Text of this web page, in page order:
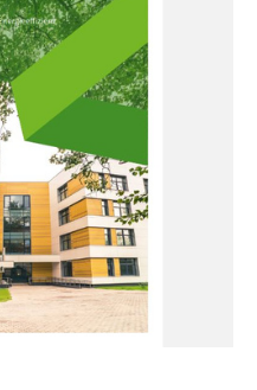
Energiespar-
bei der
Contracting (ESC).